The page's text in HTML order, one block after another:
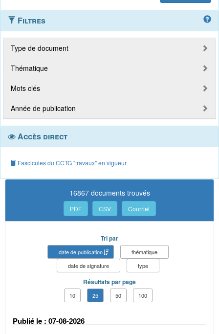
Filtres
Type de document
Thématique
Mots clés
Année de publication
Accès direct
Fascicules du CCTG "travaux" en vigueur
16867 documents trouvés
PDF CSV Courriel
Tri par
date de publication
thématique
date de signature
type
Résultats par page
10 25 50 100
Publié le : 07-08-2026